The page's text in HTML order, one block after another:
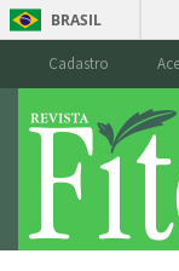
BRASIL
Cadastro